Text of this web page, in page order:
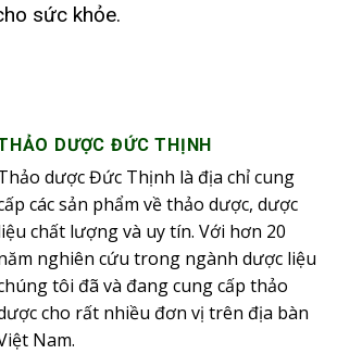
sức khỏe.
DƯỢC ĐỨC THỊNH
dược Đức Thịnh là địa chỉ cung
các sản phẩm về thảo dược, dược
chất lượng và uy tín. Với hơn 20
nghiên cứu trong ngành dược liệu
tôi đã và đang cung cấp thảo
cho rất nhiều đơn vị trên địa bàn
Nam.